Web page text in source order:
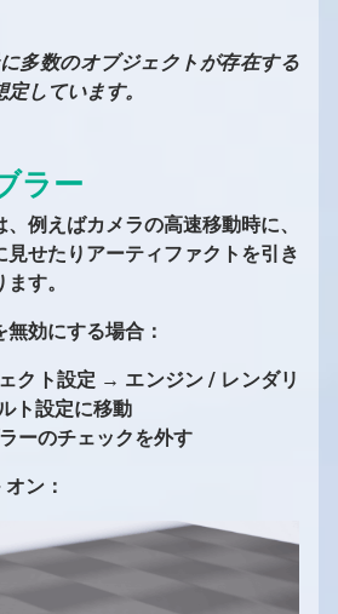
多数のオブジェクトが存在する
しています。
ラー
例えばカメラの高速移動時に、
見せたりアーティファクトを引き
す。
効にする場合：
クト設定 → エンジン / レンダリ
ト設定に移動
ーのチェックを外す
ン：